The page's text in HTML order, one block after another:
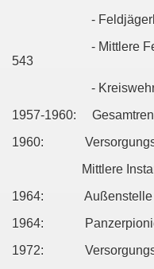
-
- Mittlere Feldzug
543
-
1957-1960:
1960:
Mittlere
1964: Außenstelle
1964:
1972: